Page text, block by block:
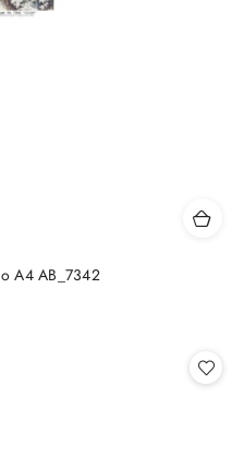
A4 AB_7342